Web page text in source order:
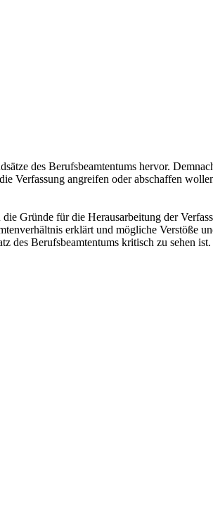
des Berufsbeamtentums hervor.
Verfassung angreifen oder abschaffen
Gründe für die Herausarbeitung der
erklärt und mögliche Verstöße
des Berufsbeamtentums kritisch zu sehen ist.